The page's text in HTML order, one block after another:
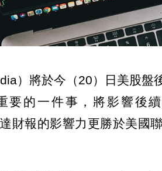
）將於今（20）日美股盤
要的一件事，將影響後
財報的影響力更勝於美國